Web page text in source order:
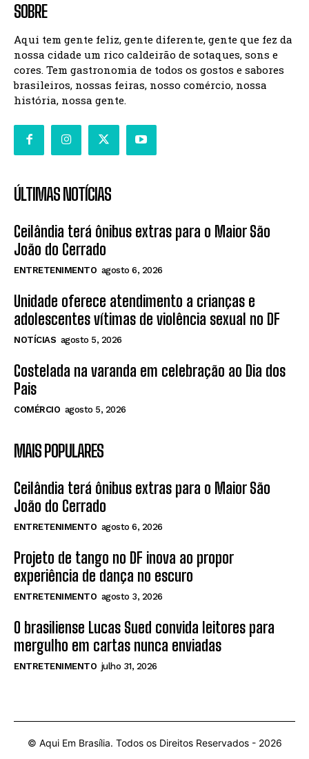
SOBRE
Aqui tem gente feliz, gente diferente, gente que fez da
nossa cidade um rico caldeirão de sotaques, sons e
cores. Tem gastronomia de todos os gostos e sabores
brasileiros, nossas feiras, nosso comércio, nossa
história, nossa gente.
ÚLTIMAS NOTÍCIAS
Ceilândia terá ônibus extras para o Maior São
João do Cerrado
ENTRETENIMENTO agosto 6, 2026
Unidade oferece atendimento a crianças e
adolescentes vítimas de violência sexual no DF
NOTÍCIAS agosto 5, 2026
Costelada na varanda em celebração ao Dia dos
Pais
COMÉRCIO agosto 5, 2026
MAIS POPULARES
Ceilândia terá ônibus extras para o Maior São
João do Cerrado
ENTRETENIMENTO agosto 6, 2026
Projeto de tango no DF inova ao propor
experiência de dança no escuro
ENTRETENIMENTO agosto 3, 2026
O brasiliense Lucas Sued convida leitores para
mergulho em cartas nunca enviadas
ENTRETENIMENTO julho 31, 2026
© Aqui Em Brasília. Todos os Direitos Reservados - 2026